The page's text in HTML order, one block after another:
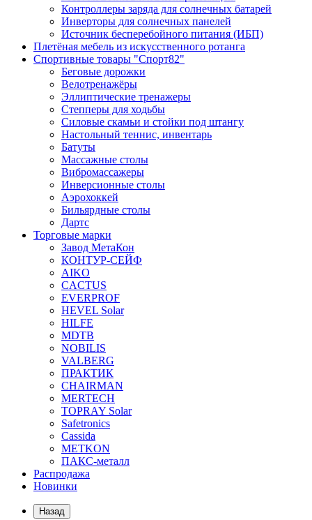
Контроллеры заряда для солнечных батарей
Инверторы для солнечных панелей
Источник бесперебойного питания (ИБП)
Плетёная мебель из искусственного ротанга
Спортивные товары "Спорт82"
Беговые дорожки
Велотренажёры
Эллиптические тренажеры
Степперы для ходьбы
Силовые скамьи и стойки под штангу
Настольный теннис, инвентарь
Батуты
Массажные столы
Вибромассажеры
Инверсионные столы
Аэрохоккей
Бильярдные столы
Дартс
Торговые марки
Завод МетаКон
КОНТУР-СЕЙФ
AIKO
CACTUS
EVERPROF
HEVEL Solar
HILFE
MDTB
NOBILIS
VALBERG
ПРАКТИК
CHAIRMAN
MERTECH
TOPRAY Solar
Safetronics
Cassida
METKON
ПАКС-металл
Распродажа
Новинки
Назад